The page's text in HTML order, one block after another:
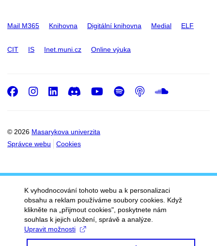
Mail M365 Knihovna Digitální knihovna Medial ELF
CIT IS Inet.muni.cz Online výuka
© 2026 Masarykova univerzita
Správce webu
Cookies
Facebook
Instagram
LinkedIn
DiscordYoutube
Spotify
Podcast
K vyhodnocování tohoto webu a k personalizaci
obsahu a reklam používáme soubory cookies. Když
klikněte na „přijmout cookies", poskytnete nám
souhlas k jejich uložení, správě a analýze.
Upravit možnosti